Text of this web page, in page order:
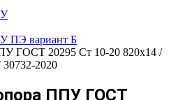
ПЭ вариант Б
ГОСТ 20295 Ст 10-20 820x14 /
2020
ППУ ГОСТ